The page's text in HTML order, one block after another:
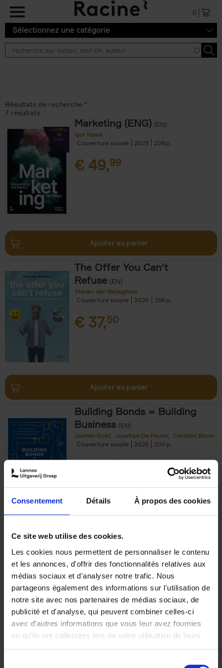
Consentement Détails À propos des cookies
Ce site web utilise des cookies.
Les cookies nous permettent de personnaliser le contenu
et les annonces, d'offrir des fonctionnalités relatives aux
médias sociaux et d'analyser notre trafic. Nous
partageons également des informations sur l'utilisation de
notre site avec nos partenaires de médias sociaux, de
publicité et d'analyse, qui peuvent combiner celles-ci
avec d'autres informations que vous leur avez fournies
ou qu'ils ont collectées lors de votre utilisation de leurs
Aller au contenu principal
0
Sélectionnez une catégorie
Résultats de recherche ''
7 résultats
Marketing (ENG) (EN)
Igor Nowé
Couverture souple
2025 208
€ 49,99
Ajouter au panier
The Offer You Can't
Refuse (EN)
Steven Van Belleghem
Couverture souple
2020 256
€ 37,50
Ajouter au panier
Building Bonds = Building
Business (EN)
Jochen Roef Jozefien De Feyter
Carolien Boom
Couverture souple
2025 200
€29,99
Optichannel Retail. Beyond
the Digital Hysteria
Gino Van Ossel
Autre finition
2019 350
€29,99